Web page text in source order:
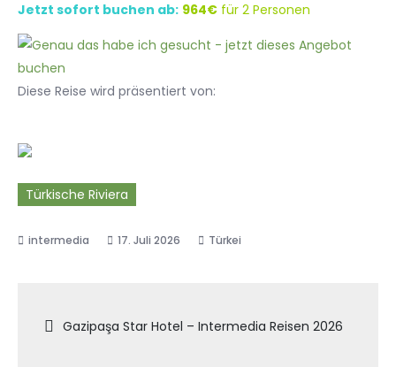
Jetzt sofort buchen ab: 964€ für 2 Personen
Diese Reise wird präsentiert von:
Türkische Riviera
17. Juli 2026 Türkei
Beitragsnavigation
Gazipaşa Star Hotel – Intermedia Reisen 2026